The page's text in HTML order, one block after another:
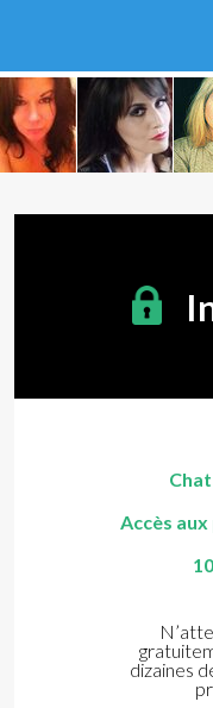
Accès
dizaines